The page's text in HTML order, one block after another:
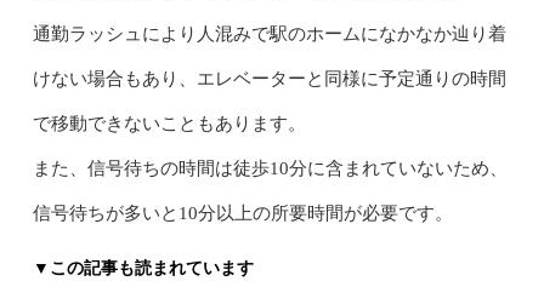
通勤ラッシュにより人混みで駅のホームになかなか辿り着
けない場合もあり、エレベーターと同様に予定通りの時間
で移動できないこともあります。
また、信号待ちの時間は徒歩10分に含まれていないため、
信号待ちが多いと10分以上の所要時間が必要です。
▼この記事も読まれています